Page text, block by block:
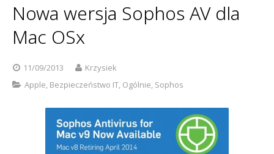
Kerio
Serwery pocztowe
Sophos
Usługi
Szkolenia
Kontakt
Polityka prywatności
Nowa wersja Sophos AV dla
Mac OSx
11/09/2013
Krzysiek
Apple, Bezpieczeństwo IT, Ogólnie, Sophos